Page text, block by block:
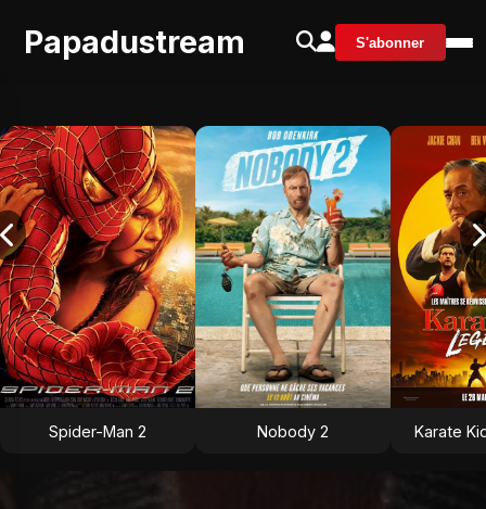
Papadustream S'abonner
Spider-Man 2 Nobody 2 Karate